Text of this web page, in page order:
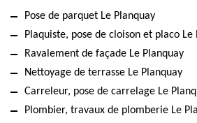
Pose de parquet Le Planquay
Plaquiste, pose de cloison et placo Le
Ravalement de façade Le Planquay
Nettoyage de terrasse Le Planquay
Carreleur, pose de carrelage Le
Plombier, travaux de plomberie Le